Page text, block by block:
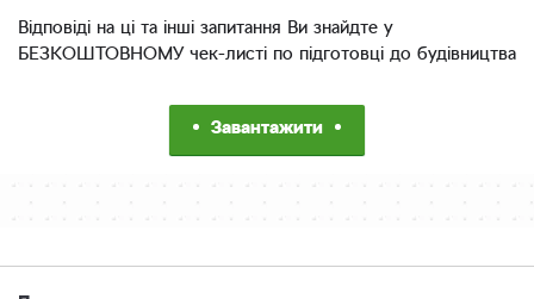
Відповіді на ці та інші запитання Ви знайдте у
БЕЗКОШТОВНОМУ чек-листі по підготовці до будівництва
Завантажити